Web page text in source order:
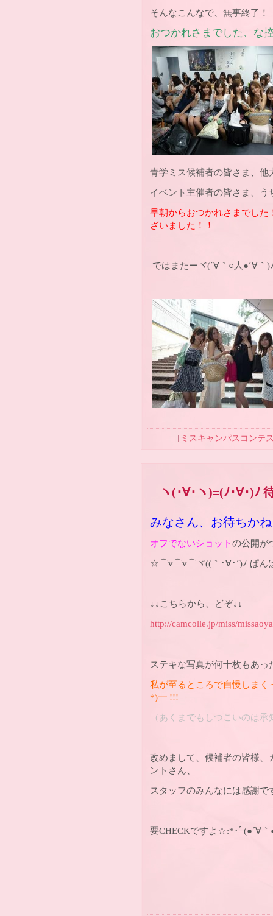
そんなこんなで、無事終了！
おつかれさまでした、な
青学ミス候補者の皆さま、
イベント主催者の皆さま、う
早朝からおつかれさまでし
ざいました！！
ではまたーヾ(´∀｀○人●´∀｀)
[ ミスキャンパスコンテ
ヽ(･∀･ヽ)≡(ﾉ･∀･)ﾉ
みなさん、お待ちか
オフでないショットの公開
☆⌒v⌒v⌒ヾ((｀･∀･´)ﾉ ぱん
↓↓こちらから、どぞ↓↓
http://camcolle.jp/miss/
ステキな写真が何十枚もあっ
私が至るところで自慢しま
*)━ !!!
（あくまでもしつこいのは承
改めまして、候補者の皆様
ントさん、
スタッフのみんなには感謝で
要CHECKですよ☆:*･ﾟ(●´∀